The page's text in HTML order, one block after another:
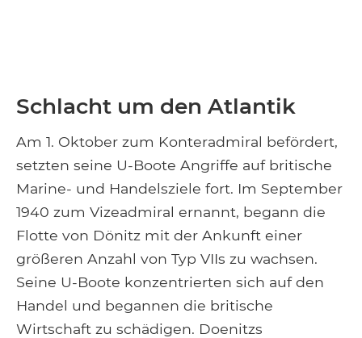
Schlacht um den Atlantik
Am 1. Oktober zum Konteradmiral befördert,
setzten seine U-Boote Angriffe auf britische
Marine- und Handelsziele fort. Im September
1940 zum Vizeadmiral ernannt, begann die
Flotte von Dönitz mit der Ankunft einer
größeren Anzahl von Typ VIIs zu wachsen.
Seine U-Boote konzentrierten sich auf den
Handel und begannen die britische
Wirtschaft zu schädigen. Doenitzs